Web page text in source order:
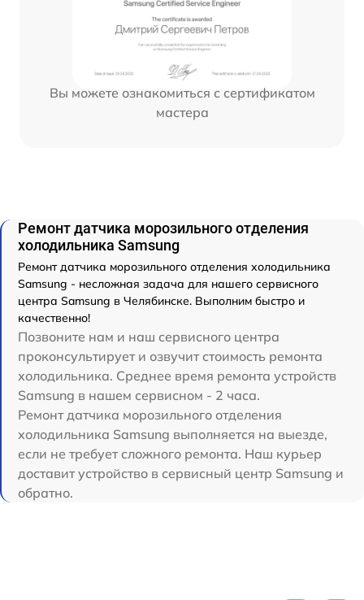
Вы можете ознакомиться с сертификатом
мастера
Ремонт датчика морозильного отделения
холодильника Samsung
Ремонт датчика морозильного отделения холодильника
Samsung - несложная задача для нашего сервисного
центра Samsung в Челябинске. Выполним быстро и
качественно!
Позвоните нам и наш сервисного центра
проконсультирует и озвучит стоимость ремонта
холодильника. Среднее время ремонта устройств
Samsung в нашем сервисном - 2 часа.
Ремонт датчика морозильного отделения
холодильника Samsung выполняется на выезде,
если не требует сложного ремонта. Наш курьер
доставит устройство в сервисный центр Samsung и
обратно.